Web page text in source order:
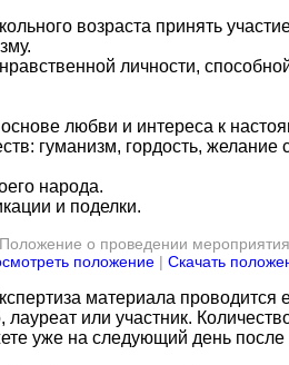
возраста принять участие
личности,
любви и интереса к
гуманизм, гордость, желание
народа.
и поделки.
Положение о проведении мероприятия.
положение | Скачать
материала проводится
или участник.
уже на следующий день